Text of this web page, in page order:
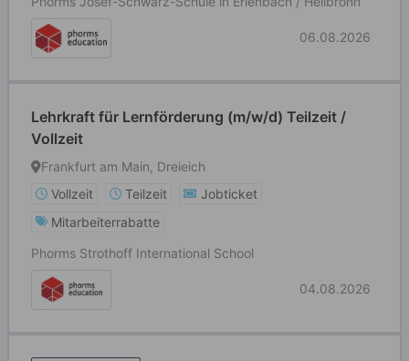
06.08.2026
Lehrkraft für Lernförderung (m/w/d) Teilzeit /
Vollzeit
Frankfurt am Main, Dreieich
Vollzeit
Teilzeit
Jobticket
Mitarbeiterrabatte
Phorms Strothoff International School
04.08.2026